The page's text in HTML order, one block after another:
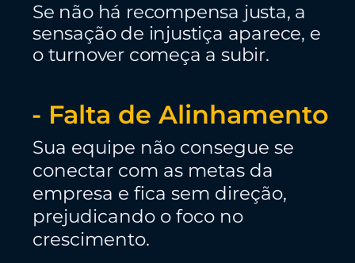
Se não há recompensa justa, a
sensação de injustiça aparece, e
o turnover começa a subir.
- Falta de Alinhamento
Sua equipe não consegue se
conectar com as metas da
empresa e fica sem direção,
prejudicando o foco no
crescimento.